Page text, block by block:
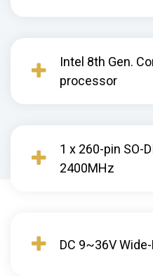
Intel 8th Gen.
processor
1 x 260-pin SO-
2400MHz
DC 9~36V